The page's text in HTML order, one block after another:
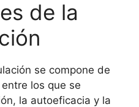
de la
se compone de
los que se
la autoeficacia y la